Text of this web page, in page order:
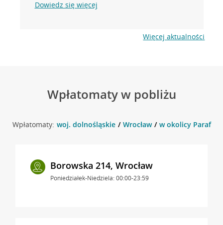
Dowiedz się więcej
Więcej aktualności
Wpłatomaty w pobliżu
Wpłatomaty: woj. dolnośląskie Wrocław w okolicy
Borowska 214, Wrocław
Poniedziałek-Niedziela: 00:00-23:59